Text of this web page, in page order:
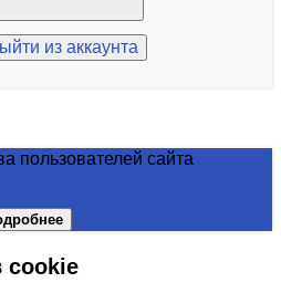
из аккаунта
пользователей сайта
cookie